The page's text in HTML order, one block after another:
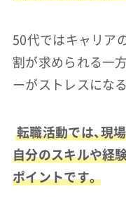
50代ではキャリア
割が求められる一
ーがストレスにな
転職活動では、現
自分のスキルや経
ポイントです。